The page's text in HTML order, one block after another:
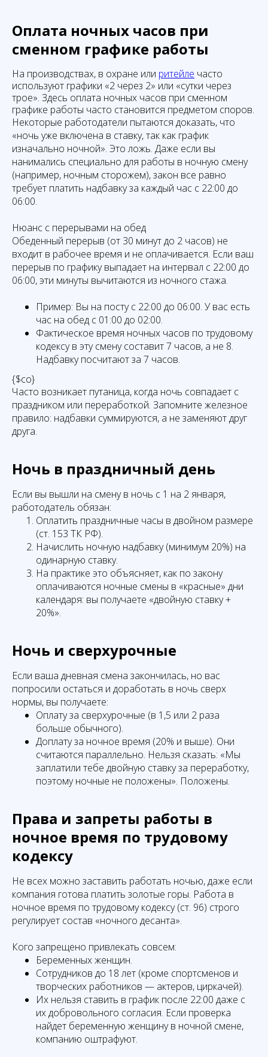
Оплата ночных часов при
сменном графике работы
На производствах, в охране или ритейле часто
используют графики «2 через 2» или «сутки через
трое». Здесь оплата ночных часов при сменном
графике работы часто становится предметом споров.
Некоторые работодатели пытаются доказать, что
«ночь уже включена в ставку, так как график
изначально ночной». Это ложь. Даже если вы
нанимались специально для работы в ночную смену
(например, ночным сторожем), закон все равно
требует платить надбавку за каждый час с 22:00 до
06:00.
Нюанс с перерывами на обед
Обеденный перерыв (от 30 минут до 2 часов) не
входит в рабочее время и не оплачивается. Если ваш
перерыв по графику выпадает на интервал с 22:00 до
06:00, эти минуты вычитаются из ночного стажа.
Пример: Вы на посту с 22:00 до 06:00. У вас есть
час на обед с 01:00 до 02:00.
Фактическое время ночных часов по трудовому
кодексу в эту смену составит 7 часов, а не 8.
Надбавку посчитают за 7 часов.
{$co}
Часто возникает путаница, когда ночь совпадает с
праздником или переработкой. Запомните железное
правило: надбавки суммируются, а не заменяют друг
друга.
Ночь в праздничный день
Если вы вышли на смену в ночь с 1 на 2 января,
работодатель обязан:
Оплатить праздничные часы в двойном размере
(ст. 153 ТК РФ).
Начислить ночную надбавку (минимум 20%) на
одинарную ставку.
На практике это объясняет, как по закону
оплачиваются ночные смены в «красные» дни
календаря: вы получаете «двойную ставку +
20%».
Ночь и сверхурочные
Если ваша дневная смена закончилась, но вас
попросили остаться и доработать в ночь сверх
нормы, вы получаете:
Оплату за сверхурочные (в 1,5 или 2 раза
больше обычного).
Доплату за ночное время (20% и выше). Они
считаются параллельно. Нельзя сказать: «Мы
заплатили тебе двойную ставку за переработку,
поэтому ночные не положены». Положены.
Права и запреты работы в
ночное время по трудовому
кодексу
Не всех можно заставить работать ночью, даже если
компания готова платить золотые горы. Работа в
ночное время по трудовому кодексу (ст. 96) строго
регулирует состав «ночного десанта».
Кого запрещено привлекать совсем:
Беременных женщин.
Сотрудников до 18 лет (кроме спортсменов и
творческих работников — актеров, циркачей).
Их нельзя ставить в график после 22:00 даже с
их добровольного согласия. Если проверка
найдет беременную женщину в ночной смене,
компанию оштрафуют.